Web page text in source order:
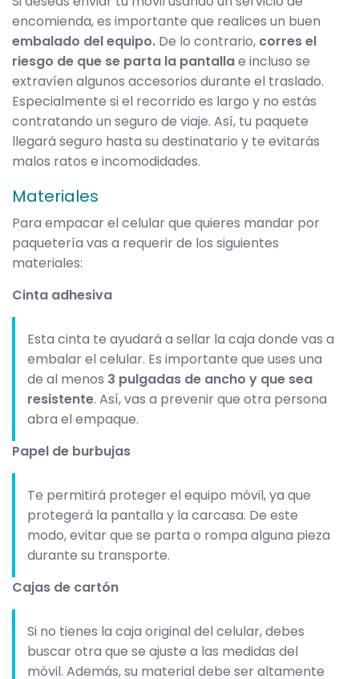
encomienda, es importante que realices un buen
embalado del equipo. De lo contrario, corres el
riesgo de que se parta la pantallae incluso se
extravíen algunos accesorios durante el traslado.
Especialmente si el recorrido es largo y no estás
contratando un seguro de viaje. Así, tu paquete
llegará seguro hasta su destinatario y te evitarás
malos ratos e incomodidades.
Materiales
Para empacar el celular que quieres mandar por
paquetería vas a requerir de los siguientes
materiales:
Cinta adhesiva
Esta cinta te ayudará a sellar la caja donde vas a
embalar el celular. Es importante que uses una
de al menos 3 pulgadas de ancho y que sea
resistente. Así, vas a prevenir que otra persona
abra el empaque.
Papel de burbujas
Te permitirá proteger el equipo móvil, ya que
protegerá la pantalla y la carcasa. De este
modo, evitar que se parta o rompa alguna pieza
durante su transporte.
Cajas de cartón
Si no tienes la caja original del celular, debes
buscar otra que se ajuste a las medidas del
móvil. Además, su material debe ser altamente